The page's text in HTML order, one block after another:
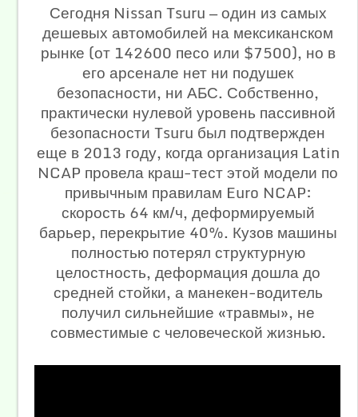
Сегодня Nissan Tsuru — один из самых
дешевых автомобилей на мексиканском
рынке (от 142600 песо или $7500), но в
его арсенале нет ни подушек
безопасности, ни АБС. Собственно,
практически нулевой уровень пассивной
безопасности Tsuru был подтвержден
еще в 2013 году, когда организация Latin
NCAP провела краш-тест этой модели по
привычным правилам Euro NCAP:
скорость 64 км/ч, деформируемый
барьер, перекрытие 40%. Кузов машины
полностью потерял структурную
целостность, деформация дошла до
средней стойки, а манекен-водитель
получил сильнейшие «травмы», не
совместимые с человеческой жизнью.